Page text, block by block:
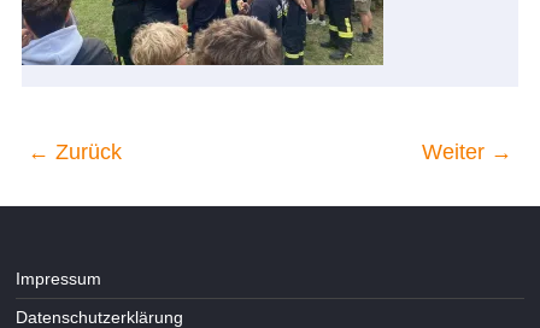
← Zurück Weiter →
Impressum
Datenschutzerklärung